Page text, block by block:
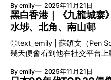
資料庫的深度訓練成功縮短
言文化，同時能提供又快又
AI系統也認識廣東話，但能否
一回事。「港話通」的母語
靈。 02 / 名椅放題！款款經典任坐 國立新美術館 要數東京市
內選用最多名椅的美術館，
用作休息的椅子，張張出師有
Wegner的CH07到Poul
久就坐多久。簡約的優雅線
焦點。 03 / 坐萬元名椅看皇居 東京國立近代美術館 位於美術
地點。櫻花盛放之時，風景更
視覺符號。官網雖未見定價，
格分別為€2545及€4241，預計
高牆！傳奇藝術遊樂場 獲譽為全球首個藝術主題樂園的Luna
Luna，是奧地利藝術家
國漢堡開幕，匯集了Jean-
Roy Lichtenstein、Salvador
家，帶來30多件裝置藝術形
一樣，完全打破美術館的高牆。 遊樂場重生！Keith
By emily 2025年11月21日
黑白香港｜《九龍城寨
水埗、北角、南山邨
◎text_emily | 蘇頌文（Pen So）是一位勤力的漫畫家，每隔
幾天便會看到他在社交平台
實上百份之九十九點九也與香
By emily 2025年11月21日